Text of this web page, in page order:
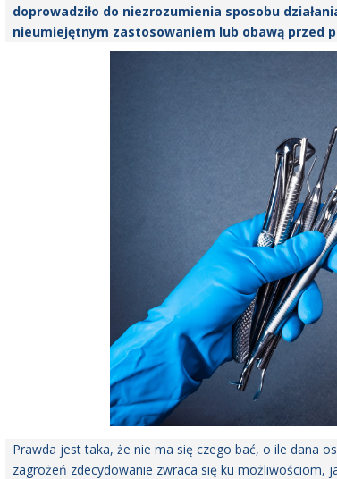
doprowadziło do niezrozumienia sposobu
nieumiejętnym zastosowaniem lub obawą przed
Prawda jest taka, że nie ma się czego bać, o ile dana
zagrożeń zdecydowanie zwraca się ku możliwościom,